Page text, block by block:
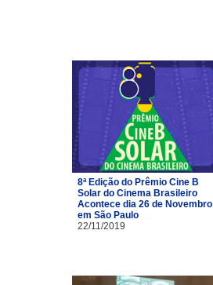
8ª Edição do Prêmio Cine B
Solar do Cinema Brasileiro
Acontece dia 26 de Novembro
em São Paulo
22/11/2019